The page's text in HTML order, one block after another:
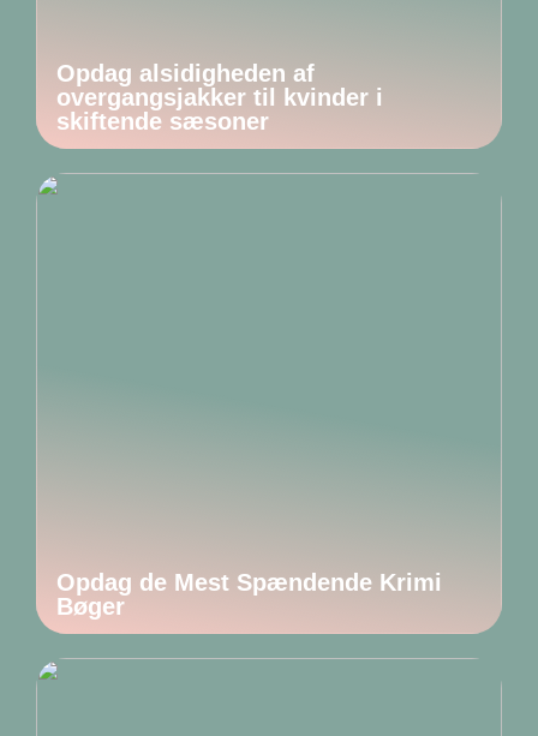
Opdag alsidigheden af
overgangsjakker til kvinder i
skiftende sæsoner
Opdag de Mest Spændende Krimi
Bøger